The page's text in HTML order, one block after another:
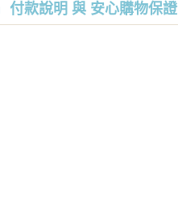
付款說明 與 安心購物保證